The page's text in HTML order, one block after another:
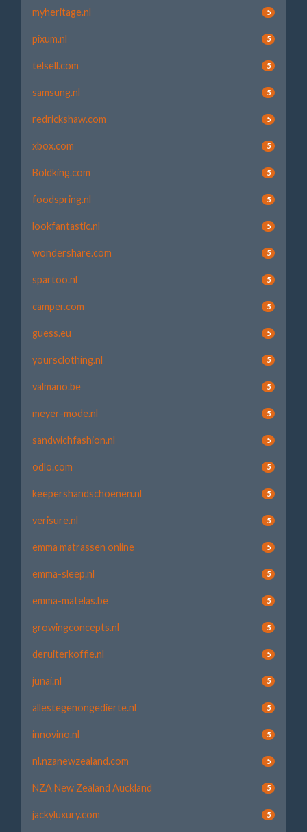
myheritage.nl 5
pixum.nl 5
telsell.com 5
samsung.nl 5
redrickshaw.com 5
xbox.com 5
Boldking.com 5
foodspring.nl 5
lookfantastic.nl 5
wondershare.com 5
spartoo.nl 5
camper.com 5
guess.eu 5
yoursclothing.nl 5
valmano.be 5
meyer-mode.nl 5
sandwichfashion.nl 5
odlo.com 5
keepershandschoenen.nl 5
verisure.nl 5
emma matrassen online 5
emma-sleep.nl 5
emma-matelas.be 5
growingconcepts.nl 5
deruiterkoffie.nl 5
junai.nl 5
allestegenongedierte.nl 5
innovino.nl 5
nl.nzanewzealand.com 5
NZA New Zealand Auckland 5
jackyluxury.com 5